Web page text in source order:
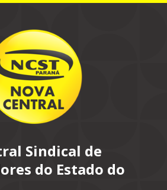
Sindical de
do Estado do